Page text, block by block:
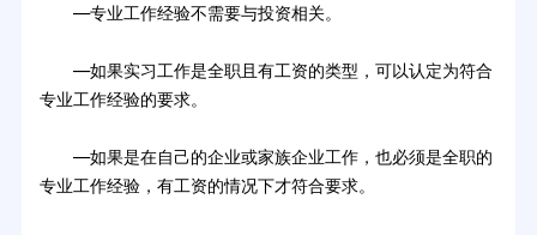
—专业工作经验不需要与投资相关。
—如果实习工作是全职且有工资的类型，可以认定为符合
专业工作经验的要求。
—如果是在自己的企业或家族企业工作，也必须是全职的
专业工作经验，有工资的情况下才符合要求。